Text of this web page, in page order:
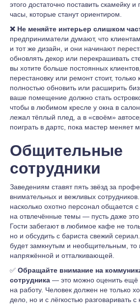
этого достаточно поставить скамейку
часы, которые станут ориентиром.
❌ Не меняйте интерьер слишком
предприниматели думают, что
и тот же дизайн, и они начинают
обновлять декор или перекрашивать
вы хотите больше постоянных
перестановку или ремонт стоит, только
полностью обновить или расширить
ваше помещение должно стать
чтобы в любимом кресле у окна в
лежал тёплый плед, а в «своём»
поиграть в дартс, пока мастер меняет
Общительные
сотрудники
Заведениям ставят пять звёзд за
внимательных и вежливых
насколько охотно персонал общается
на отвлечённые темы — пусть даже это
Гости забегают в любимое кафе не
но и обсудить с бариста свежий
будет замкнутым и необщительным, то
напряжённой и отталкивающей.
✅ Обращайте внимание на
сотрудника — это можно оценить ещё
на работу. Человек должен не только
дело, но и с лёгкостью разговаривать